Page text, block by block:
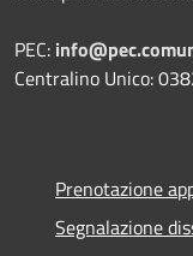
PEC:
Centralino Unico:
Prenotazione
Segnalazione